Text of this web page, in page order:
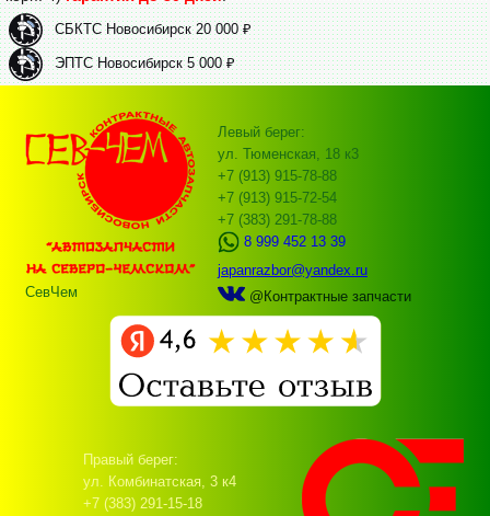
СБКТС Новосибирск 20 000 ₽
ЭПТС Новосибирск 5 000 ₽
СевЧем
Левый берег:
ул. Тюменская, 18 к3
+7 (913) 915-78-88
+7 (913) 915-72-54
+7 (383) 291-78-88
8 999 452 13 39
japanrazbor@yandex.ru
@Контрактные запчасти
Правый берег:
ул. Комбинатская, 3 к4
+7 (383) 291-15-18